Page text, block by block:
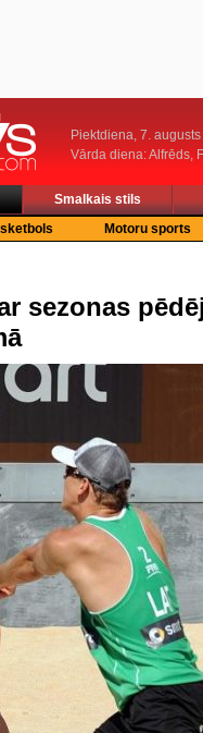
Piektdiena, 7. augusts
Vārda diena: Alfrēds,
Smalkais stils
Motoru sports
sezonas